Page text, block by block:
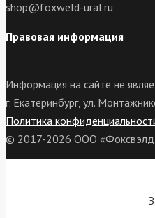
shop@foxweld-ural.ru
Правовая информация
Информация на сайте не
г. Екатеринбург, ул.
Политика
© 2017-2026 ООО «Фоксвэлд